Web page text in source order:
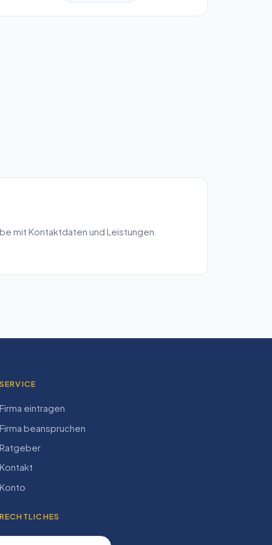
mit Kontaktdaten und Leistungen.
SERVICE
Firma eintragen
Firma beanspruchen
Ratgeber
Kontakt
Konto
RECHTLICHES